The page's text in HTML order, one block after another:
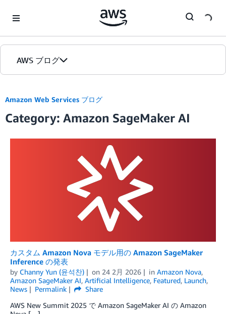
AWS ブログ
カテゴリ
エディション
Amazon Web Services ブログ
Category: Amazon SageMaker AI
カスタム Amazon Nova モデル用の Amazon SageMaker
Inference の発表
by Channy Yun (윤석찬) on 24 2月 2026 in Amazon Nova,
Amazon SageMaker AI, Artificial Intelligence, Featured, Launch,
News
Permalink
Share
AWS New Summit 2025 で Amazon SageMaker AI の Amazon